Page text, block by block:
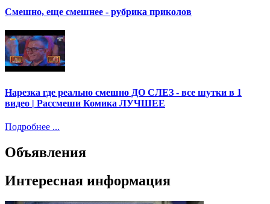
Смешно, еще смешнее - рубрика приколов
Нарезка где реально смешно ДО СЛЕЗ - все шутки в 1
видео | Рассмеши Комика ЛУЧШЕЕ
Подробнее ...
Объявления
Интересная информация